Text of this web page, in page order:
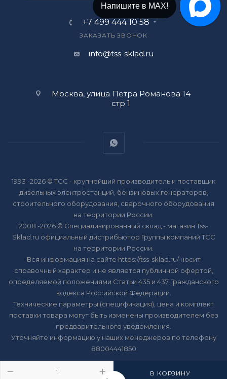
В КОРЗИНУ
+7 499 444 10 58
ЗАКАЗАТЬ ЗВОНОК
info@tss-sklad.ru
Москва, улица Петра Романова 14
стр 1
1993 -2026 © ТСС - крупнейший производитель и поставщик
дизельных электростанций, бензиновых генераторов,
строительного оборудования, сварочного оборудования
на территории России.
2008 -2026 © Специализированный склад - магазин Tss-
Sklad.ru официальный дистрибьютор Группы компаний ТСС
на территории России.
Вся информация на сайте https://tss-sklad.ru/ носит
справочный характер и не является публичной офертой,
определяемой положениями Статьи 435 и 437 Гражданского
кодекса Российской Федерации.
Технические параметры (спецификация), цена и комплект
поставки товара могут быть изменены производителем без
предварительного уведомления.
Уточняйте информацию у наших менеджеров по телефону
88004441850
Напишите в МАХ!